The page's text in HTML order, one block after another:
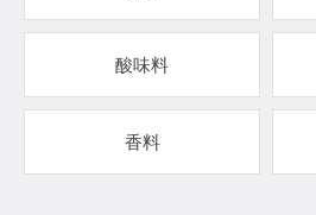
酸味料
香料